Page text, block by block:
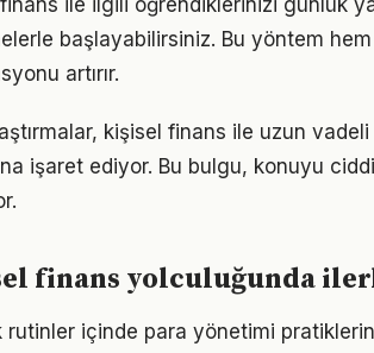
ile ilgili öğrendiklerinizi günlük
başlayabilirsiniz. Bu yöntem
artırır.
kişisel finans ile uzun
işaret ediyor. Bu bulgu, konuyu
finans yolculuğunda
rutinler içinde para yönetimi